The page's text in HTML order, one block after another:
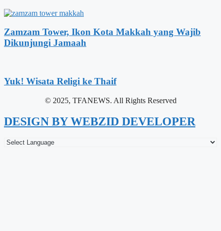
Zamzam Tower, Ikon Kota Makkah yang Wajib
Dikunjungi Jamaah
Yuk! Wisata Religi ke Thaif
© 2025, TFANEWS. All Rights Reserved
DESIGN BY WEBZID DEVELOPER